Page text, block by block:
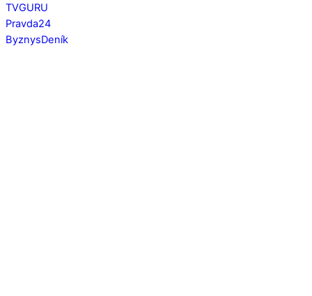
TVGURU
Pravda24
ByznysDeník